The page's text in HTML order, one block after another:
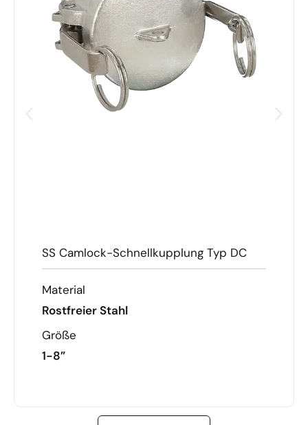
SS Camlock-Schnellkupplung Typ DC
Material
Rostfreier Stahl
Größe
1-8”
MEHR ERFAHREN